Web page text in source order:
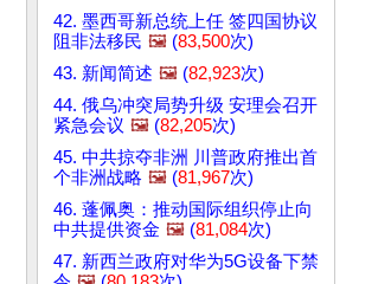
42. 墨西哥新总统上任 签四国协议
阻非法移民 🖼️ (83,500次)
43. 新闻简述 🖼️ (82,923次)
44. 俄乌冲突局势升级 安理会召开
紧急会议 🖼️ (82,205次)
45. 中共掠夺非洲 川普政府推出首
个非洲战略 🖼️ (81,967次)
46. 蓬佩奥：推动国际组织停止向
中共提供资金 🖼️ (81,084次)
47. 新西兰政府对华为5G设备下禁